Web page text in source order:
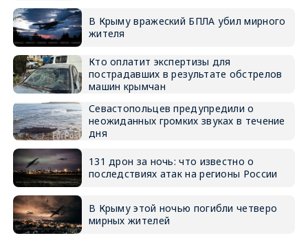
В Крыму вражеский БПЛА убил мирного
жителя
Кто оплатит экспертизы для
пострадавших в результате обстрелов
машин крымчан
Севастопольцев предупредили о
неожиданных громких звуках в течение
дня
131 дрон за ночь: что известно о
последствиях атак на регионы России
В Крыму этой ночью погибли четверо
мирных жителей